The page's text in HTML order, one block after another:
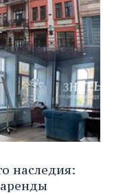
наследия: